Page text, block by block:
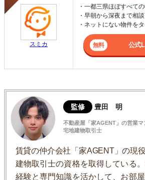
スミカ
・一都三県ほぼすべて
・早朝から深夜まで相
・ネットにない物件を
公式
監修 豊田 明
不動産屋「家AGENT」の営業マ
宅地建物取引士
賃貸の仲介会社「家AGENT」の現
建物取引士の資格を取得している
経験と専門知識を活かして、お部